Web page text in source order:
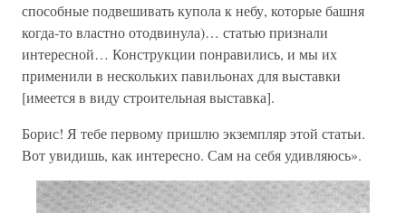
способные подвешивать купола к небу, которые башня
когда-то властно отодвинула)… статью признали
интересной… Конструкции понравились, и мы их
применили в нескольких павильонах для выставки
[имеется в виду строительная выставка].
Борис! Я тебе первому пришлю экземпляр этой статьи.
Вот увидишь, как интересно. Сам на себя удивляюсь».